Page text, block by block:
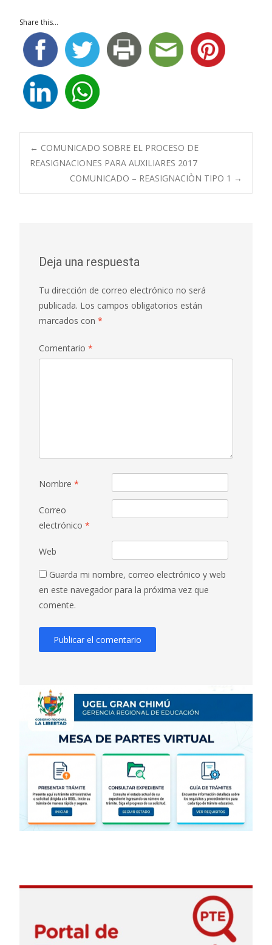
Share this...
Navegación
de
← COMUNICADO SOBRE EL PROCESO DE
REASIGNACIONES PARA AUXILIARES 2017
COMUNICADO – REASIGNACIÒN TIPO 1 →
Deja una respuesta
Tu dirección de correo electrónico no será
publicada. Los campos obligatorios están
marcados con *
Comentario *
Nombre *
Correo
electrónico *
Web
Guarda mi nombre, correo electrónico y web
en este navegador para la próxima vez que
comente.